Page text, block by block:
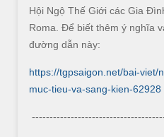
Hội Ngộ Thế Giới các Gia
Roma. Để biết thêm ý nghĩa
đường dẫn này:
https://tgpsaigon.net/bai-viet/
muc-tieu-va-sang-kien-62928